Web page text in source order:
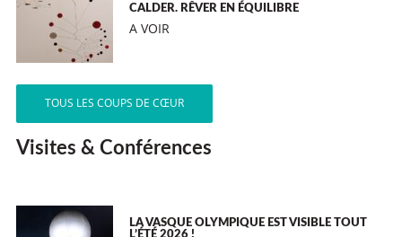
CALDER. RÊVER EN ÉQUILIBRE
A VOIR
TOUS LES COUPS DE CŒUR
Visites & Conférences
LA VASQUE OLYMPIQUE EST VISIBLE TOUT